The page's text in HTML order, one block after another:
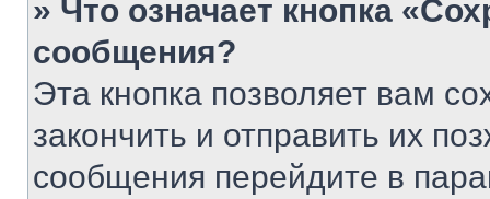
» Что означает кнопка
сообщения?
Эта кнопка позволяет вам
закончить и отправить их
сообщения перейдите в